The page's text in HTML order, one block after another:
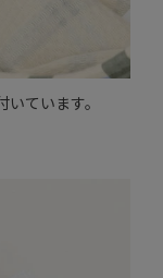
ています。